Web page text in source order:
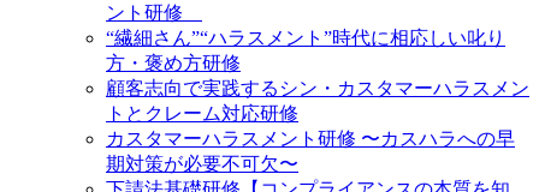
ント研修
“繊細さん”“ハラスメント”時代に相応しい叱り
方・褒め方研修
顧客志向で実践するシン・カスタマーハラスメン
トとクレーム対応研修
カスタマーハラスメント研修 〜カスハラへの早
期対策が必要不可欠〜